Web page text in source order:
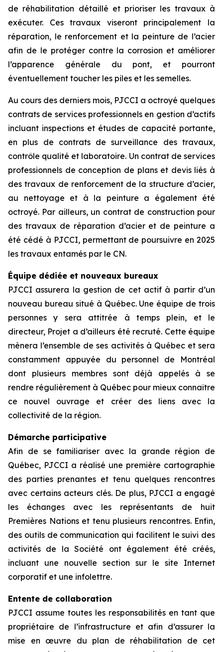
de réhabilitation détaillé et prioriser les travaux à
exécuter. Ces travaux viseront principalement la
réparation, le renforcement et la peinture de l’acier
afin de le protéger contre la corrosion et améliorer
l’apparence générale du pont, et pourront
éventuellement toucher les piles et les semelles.
Au cours des derniers mois, PJCCI a octroyé quelques
contrats de services professionnels en gestion d’actifs
incluant inspections et études de capacité portante,
en plus de contrats de surveillance des travaux,
contrôle qualité et laboratoire. Un contrat de services
professionnels de conception de plans et devis liés à
des travaux de renforcement de la structure d’acier,
au nettoyage et à la peinture a également été
octroyé. Par ailleurs, un contrat de construction pour
des travaux de réparation d’acier et de peinture a
été cédé à PJCCI, permettant de poursuivre en 2025
les travaux entamés par le CN.
Équipe dédiée et nouveaux bureaux
PJCCI assurera la gestion de cet actif à partir d’un
nouveau bureau situé à Québec. Une équipe de trois
personnes y sera attitrée à temps plein, et le
directeur, Projet a d’ailleurs été recruté. Cette équipe
mènera l’ensemble de ses activités à Québec et sera
constamment appuyée du personnel de Montréal
dont plusieurs membres sont déjà appelés à se
rendre régulièrement à Québec pour mieux connaître
ce nouvel ouvrage et créer des liens avec la
collectivité de la région.
Démarche participative
Afin de se familiariser avec la grande région de
Québec, PJCCI a réalisé une première cartographie
des parties prenantes et tenu quelques rencontres
avec certains acteurs clés. De plus, PJCCI a engagé
les échanges avec les représentants de huit
Premières Nations et tenu plusieurs rencontres. Enfin,
des outils de communication qui facilitent le suivi des
activités de la Société ont également été créés,
incluant une nouvelle section sur le site Internet
corporatif et une infolettre.
Entente de collaboration
PJCCI assume toutes les responsabilités en tant que
propriétaire de l’infrastructure et afin d’assurer la
mise en œuvre du plan de réhabilitation de cet